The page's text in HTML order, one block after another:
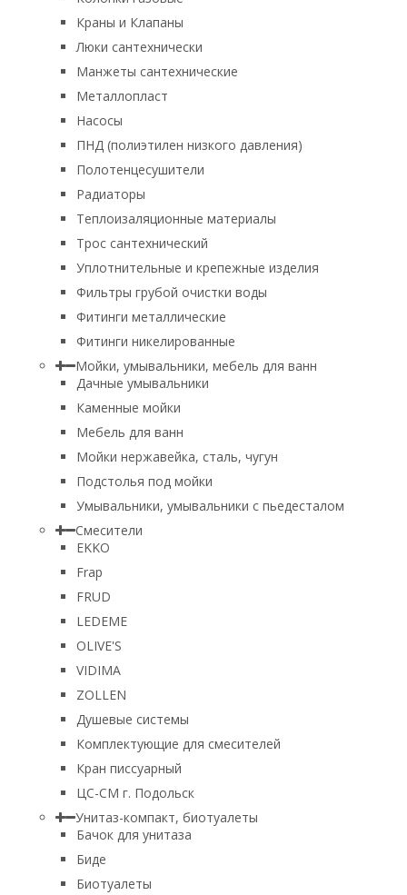
Краны и Клапаны
Люки сантехнически
Манжеты сантехнические
Металлопласт
Насосы
ПНД (полиэтилен низкого давления)
Полотенцесушители
Радиаторы
Теплоизаляционные материалы
Трос сантехнический
Уплотнительные и крепежные изделия
Фильтры грубой очистки воды
Фитинги металлические
Фитинги никелированные
Мойки, умывальники, мебель для ванн
Дачные умывальники
Каменные мойки
Мебель для ванн
Мойки нержавейка, сталь, чугун
Подстолья под мойки
Умывальники, умывальники с пьедесталом
Смесители
EKKO
Frap
FRUD
LEDEME
OLIVE'S
VIDIMA
ZOLLEN
Душевые системы
Комплектующие для смесителей
Кран писсуарный
ЦС-СМ г. Подольск
Унитаз-компакт, биотуалеты
Бачок для унитаза
Биде
Биотуалеты